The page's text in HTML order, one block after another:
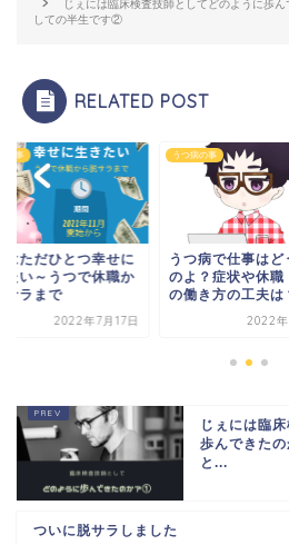
じぇには臨床検査技師としてどのように歩
しての半生です②
RELATED POST
の事
はただひとつ幸せに
たい～うつで休職か
サラまで
2022年7月17日
うつ病の事
うつ病で仕事はど
のよ？症状や休職
の働き方の工夫は
2022年
じぇには臨
歩んできた
と...
ついに脱サラしました